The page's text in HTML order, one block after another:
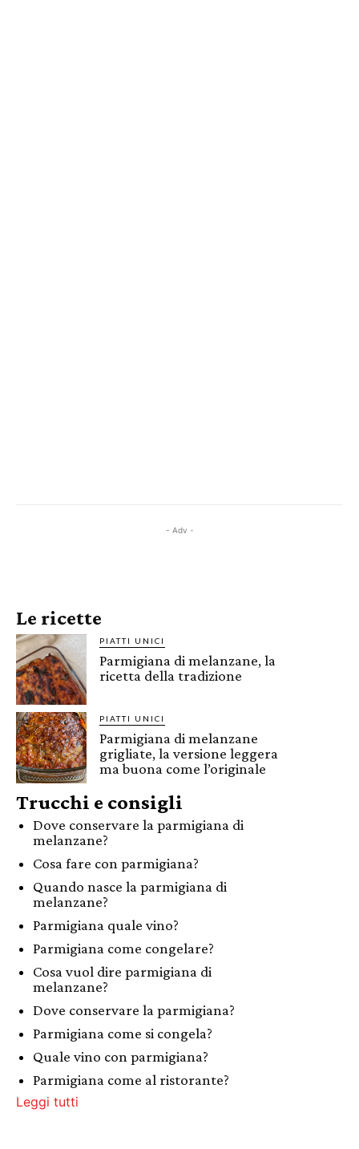
- Adv -
Le ricette
PIATTI UNICI
Parmigiana di melanzane, la
ricetta della tradizione
PIATTI UNICI
Parmigiana di melanzane
grigliate, la versione leggera
ma buona come l’originale
Trucchi e consigli
Dove conservare la parmigiana di
melanzane?
Cosa fare con parmigiana?
Quando nasce la parmigiana di
melanzane?
Parmigiana quale vino?
Parmigiana come congelare?
Cosa vuol dire parmigiana di
melanzane?
Dove conservare la parmigiana?
Parmigiana come si congela?
Quale vino con parmigiana?
Parmigiana come al ristorante?
Leggi tutti